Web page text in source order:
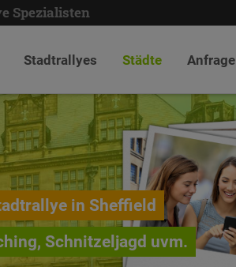
Spezialisten
Stadtrallyes Städte Anfrage
in Sheffield
Schnitzeljagd uvm.